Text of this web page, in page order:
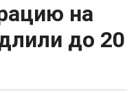
на
до 20